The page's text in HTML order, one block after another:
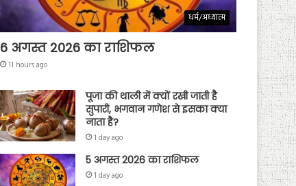
धर्म/अध्यात्म
6 अगस्त 2026 का राशिफल
11 hours ago
पूजा की थाली में क्यों रखी जाती है
सुपारी, भगवान गणेश से इसका क्या
नाता है?
1 day ago
5 अगस्त 2026 का राशिफल
1 day ago